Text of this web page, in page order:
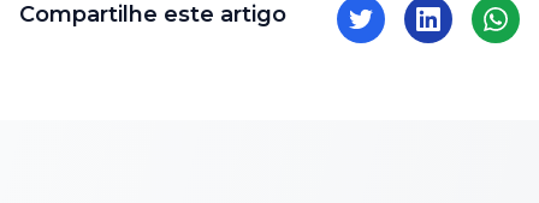
Compartilhe este artigo